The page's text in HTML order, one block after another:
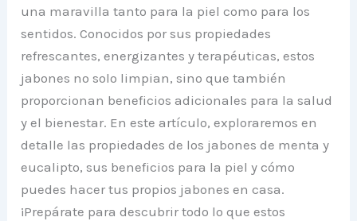
una maravilla tanto para la piel como para los
sentidos. Conocidos por sus propiedades
refrescantes, energizantes y terapéuticas, estos
jabones no solo limpian, sino que también
proporcionan beneficios adicionales para la salud
y el bienestar. En este artículo, exploraremos en
detalle las propiedades de los jabones de menta y
eucalipto, sus beneficios para la piel y cómo
puedes hacer tus propios jabones en casa.
¡Prepárate para descubrir todo lo que estos